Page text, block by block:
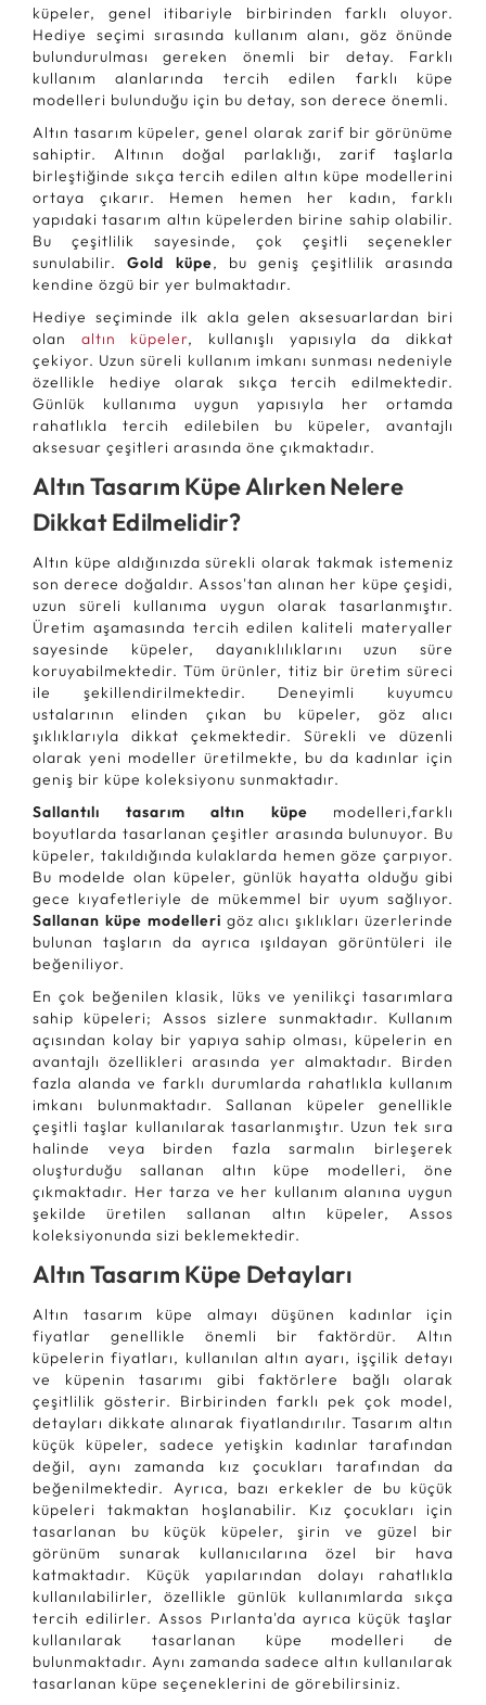
küpeler, genel itibariyle birbirinden farklı oluyor.
Hediye seçimi sırasında kullanım alanı, göz önünde
bulundurulması gereken önemli bir detay. Farklı
kullanım alanlarında tercih edilen farklı küpe
modelleri bulunduğu için bu detay, son derece önemli.
Altın tasarım küpeler, genel olarak zarif bir görünüme
sahiptir. Altının doğal parlaklığı, zarif taşlarla
birleştiğinde sıkça tercih edilen altın küpe modellerini
ortaya çıkarır. Hemen hemen her kadın, farklı
yapıdaki tasarım altın küpelerden birine sahip olabilir.
Bu çeşitlilik sayesinde, çok çeşitli seçenekler
sunulabilir.Gold küpe, bu geniş çeşitlilik arasında
kendine özgü bir yer bulmaktadır.
Hediye seçiminde ilk akla gelen aksesuarlardan biri
olan altın küpeler, kullanışlı yapısıyla da dikkat
çekiyor. Uzun süreli kullanım imkanı sunması nedeniyle
özellikle hediye olarak sıkça tercih edilmektedir.
Günlük kullanıma uygun yapısıyla her ortamda
rahatlıkla tercih edilebilen bu küpeler, avantajlı
aksesuar çeşitleri arasında öne çıkmaktadır.
Altın Tasarım Küpe Alırken Nelere
Dikkat Edilmelidir?
Altın küpe aldığınızda sürekli olarak takmak istemeniz
son derece doğaldır. Assos'tan alınan her küpe çeşidi,
uzun süreli kullanıma uygun olarak tasarlanmıştır.
Üretim aşamasında tercih edilen kaliteli materyaller
sayesinde küpeler, dayanıklılıklarını uzun süre
koruyabilmektedir. Tüm ürünler, titiz bir üretim süreci
ile şekillendirilmektedir. Deneyimli kuyumcu
ustalarının elinden çıkan bu küpeler, göz alıcı
şıklıklarıyla dikkat çekmektedir. Sürekli ve düzenli
olarak yeni modeller üretilmekte, bu da kadınlar için
geniş bir küpe koleksiyonu sunmaktadır.
Sallantılı tasarım altın küpe modelleri,farklı
boyutlarda tasarlanan çeşitler arasında bulunuyor. Bu
küpeler, takıldığında kulaklarda hemen göze çarpıyor.
Bu modelde olan küpeler, günlük hayatta olduğu gibi
gece kıyafetleriyle de mükemmel bir uyum sağlıyor.
Sallanan küpe modelleri göz alıcı şıklıkları üzerlerinde
bulunan taşların da ayrıca ışıldayan görüntüleri ile
beğeniliyor.
En çok beğenilen klasik, lüks ve yenilikçi tasarımlara
sahip küpeleri; Assos sizlere sunmaktadır. Kullanım
açısından kolay bir yapıya sahip olması, küpelerin en
avantajlı özellikleri arasında yer almaktadır. Birden
fazla alanda ve farklı durumlarda rahatlıkla kullanım
imkanı bulunmaktadır. Sallanan küpeler genellikle
çeşitli taşlar kullanılarak tasarlanmıştır. Uzun tek sıra
halinde veya birden fazla sarmalın birleşerek
oluşturduğu sallanan altın küpe modelleri, öne
çıkmaktadır. Her tarza ve her kullanım alanına uygun
şekilde üretilen sallanan altın küpeler, Assos
koleksiyonunda sizi beklemektedir.
Altın Tasarım Küpe Detayları
Altın tasarım küpe almayı düşünen kadınlar için
fiyatlar genellikle önemli bir faktördür. Altın
küpelerin fiyatları, kullanılan altın ayarı, işçilik detayı
ve küpenin tasarımı gibi faktörlere bağlı olarak
çeşitlilik gösterir. Birbirinden farklı pek çok model,
detayları dikkate alınarak fiyatlandırılır. Tasarım altın
küçük küpeler, sadece yetişkin kadınlar tarafından
değil, aynı zamanda kız çocukları tarafından da
beğenilmektedir. Ayrıca, bazı erkekler de bu küçük
küpeleri takmaktan hoşlanabilir. Kız çocukları için
tasarlanan bu küçük küpeler, şirin ve güzel bir
görünüm sunarak kullanıcılarına özel bir hava
katmaktadır. Küçük yapılarından dolayı rahatlıkla
kullanılabilirler, özellikle günlük kullanımlarda sıkça
tercih edilirler. Assos Pırlanta'da ayrıca küçük taşlar
kullanılarak tasarlanan küpe modelleri de
bulunmaktadır. Aynı zamanda sadece altın kullanılarak
tasarlanan küpe seçeneklerini de görebilirsiniz.